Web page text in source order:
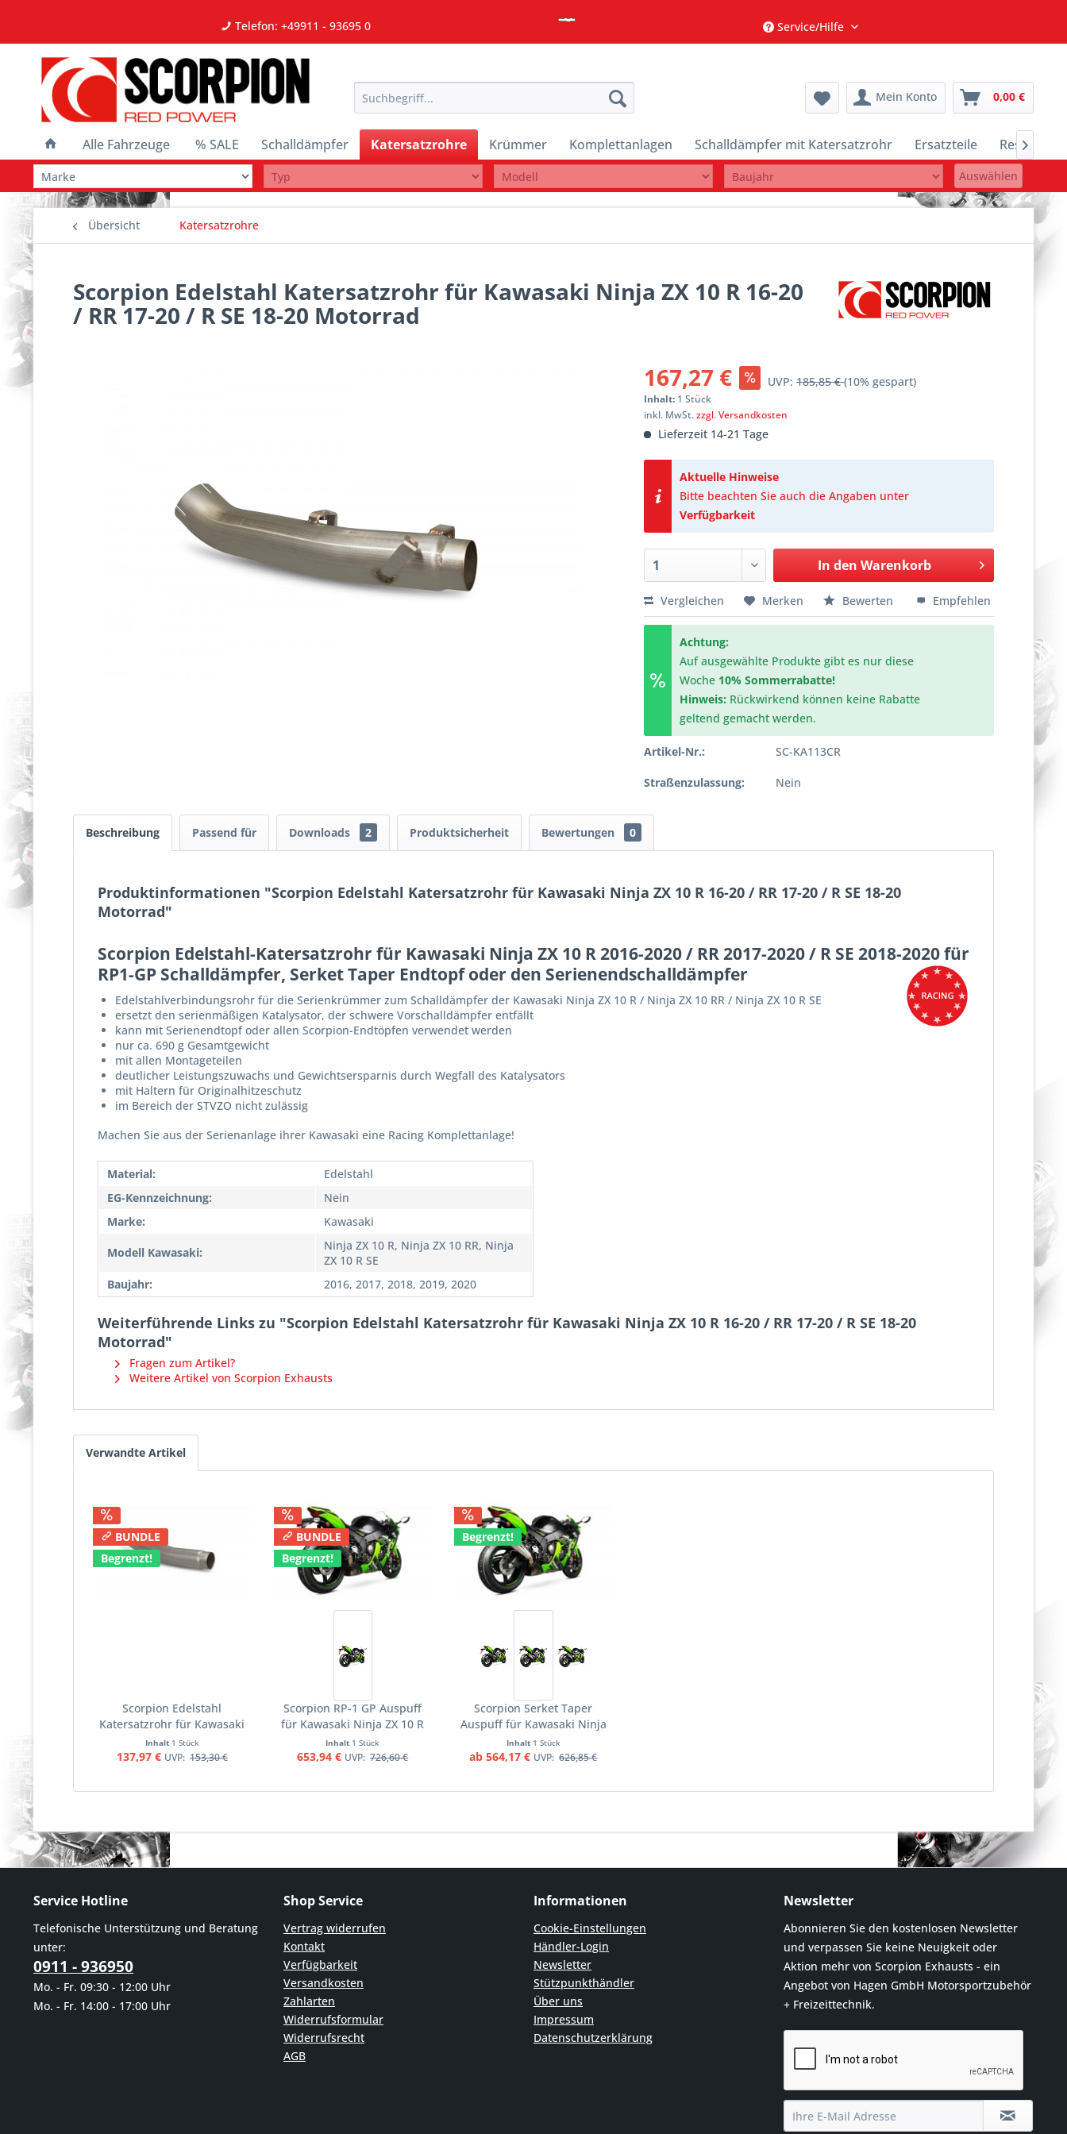
Telefon: +49911 - 93695 0 Service/Hilfe
Mein Konto 0,00 €
Alle Fahrzeuge % SALE Schalldämpfer Katersatzrohre Krümmer Komplettanlagen Schalldämpfer mit Katersatzrohr Ersatzteile Restposten

Auswählen
Übersicht Katersatzrohre
Scorpion Edelstahl Katersatzrohr für Kawasaki Ninja ZX 10 R 16-20
/ RR 17-20 / R SE 18-20 Motorrad
167,27 € UVP:185,85 €(10% gespart)
Inhalt: 1 Stück
inkl. MwSt.zzgl. Versandkosten
Lieferzeit 14-21 Tage
Aktuelle Hinweise
Bitte beachten Sie auch die Angaben unter
Verfügbarkeit
In den Warenkorb
Vergleichen Merken Bewerten Empfehlen
Achtung:
Auf ausgewählte Produkte gibt es nur diese
Woche 10% Sommerrabatte!
Hinweis: Rückwirkend können keine Rabatte
geltend gemacht werden.
Artikel-Nr.: SC-KA113CR
Straßenzulassung: Nein
Beschreibung Passend für Downloads 2 Produktsicherheit Bewertungen 0
Produktinformationen "Scorpion Edelstahl Katersatzrohr für Kawasaki Ninja ZX 10 R 16-20 / RR 17-20 / R SE 18-20
Motorrad"
Scorpion Edelstahl-Katersatzrohr für Kawasaki Ninja ZX 10 R 2016-2020 / RR 2017-2020 / R SE 2018-2020 für
RP1-GP Schalldämpfer, Serket Taper Endtopf oder den Serienendschalldämpfer
Edelstahlverbindungsrohr für die Serienkrümmer zum Schalldämpfer der Kawasaki Ninja ZX 10 R / Ninja ZX 10 RR / Ninja ZX 10 R SE
ersetzt den serienmäßigen Katalysator, der schwere Vorschalldämpfer entfällt
kann mit Serienendtopf oder allen Scorpion-Endtöpfen verwendet werden
nur ca. 690 g Gesamtgewicht
mit allen Montageteilen
deutlicher Leistungszuwachs und Gewichtsersparnis durch Wegfall des Katalysators
mit Haltern für Originalhitzeschutz
im Bereich der STVZO nicht zulässig
Machen Sie aus der Serienanlage ihrer Kawasaki eine Racing Komplettanlage!
Material:
Edelstahl
EG-Kennzeichnung:
Nein
Marke:
Kawasaki
Modell Kawasaki:
Ninja ZX 10 R, Ninja ZX 10 RR, Ninja
ZX 10 R SE
Baujahr:
2016, 2017, 2018, 2019, 2020
Weiterführende Links zu "Scorpion Edelstahl Katersatzrohr für Kawasaki Ninja ZX 10 R 16-20 / RR 17-20 / R SE 18-20
Motorrad"
Fragen zum Artikel?
Weitere Artikel von Scorpion Exhausts
Verwandte Artikel
BUNDLE
Begrenzt!
Scorpion Edelstahl
Katersatzrohr für Kawasaki
Ninja ZX 10 R 16-20 / RR 17-
20 / R SE 18-20 Motorrad
Inhalt 1 Stück
137,97 € UVP: 153,30 €
BUNDLE
Begrenzt!
Scorpion RP-1 GP Auspuff
für Kawasaki Ninja ZX 10 R
2016-2020 / RR 2017-2020 / R
SE 2018-2020
Inhalt 1 Stück
653,94 € UVP: 726,60 €
Begrenzt!
Scorpion Serket Taper
Auspuff für Kawasaki Ninja
ZX 10 R 2016-2020 / RR 2017-
2020 / R SE 2018-2020
Inhalt 1 Stück
ab 564,17 € UVP: 626,85 €
Service Hotline
Telefonische Unterstützung und Beratung
unter:
0911 - 936950
Mo. - Fr. 09:30 - 12:00 Uhr
Mo. - Fr. 14:00 - 17:00 Uhr
Shop Service
Vertrag widerrufen
Kontakt
Verfügbarkeit
Versandkosten
Zahlarten
Widerrufsformular
Widerrufsrecht
AGB
Informationen
Cookie-Einstellungen
Händler-Login
Newsletter
Stützpunkthändler
Über uns
Impressum
Datenschutzerklärung
Newsletter
Abonnieren Sie den kostenlosen Newsletter
und verpassen Sie keine Neuigkeit oder
Aktion mehr von Scorpion Exhausts - ein
Angebot von Hagen GmbH Motorsportzubehör
+ Freizeittechnik.